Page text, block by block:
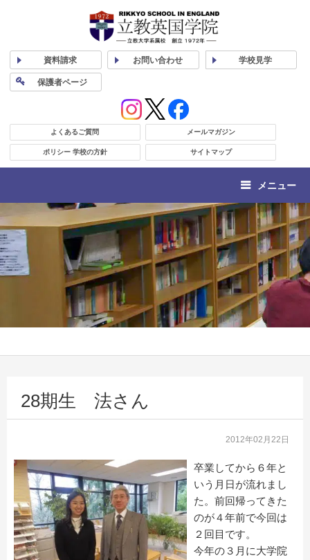
資料請求 お問い合わせ 学校見学
保護者ページ
よくあるご質問 メールマガジン
ポリシー 学校の方針 サイトマップ
メニュー
28期生 法さん
2012年02月22日
卒業してから６年と
いう月日が流れまし
た。前回帰ってきた
のが４年前で今回は
２回目です。
今年の３月に大学院